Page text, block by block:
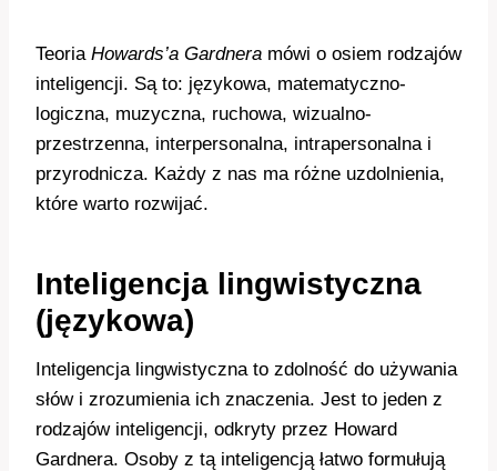
Teoria Howards’a Gardnera mówi o osiem rodzajów
inteligencji. Są to: językowa, matematyczno-
logiczna, muzyczna, ruchowa, wizualno-
przestrzenna, interpersonalna, intrapersonalna i
przyrodnicza. Każdy z nas ma różne uzdolnienia,
które warto rozwijać.
Inteligencja lingwistyczna
(językowa)
Inteligencja lingwistyczna to zdolność do używania
słów i zrozumienia ich znaczenia. Jest to jeden z
rodzajów inteligencji, odkryty przez Howard
Gardnera. Osoby z tą inteligencją łatwo formułują